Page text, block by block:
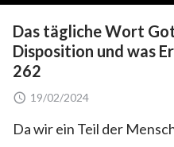
Das tägliche Wort
Disposition und was
262
19/02/2024
Da wir ein Teil der